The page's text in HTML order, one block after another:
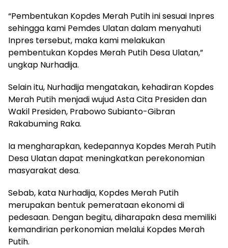
“Pembentukan Kopdes Merah Putih ini sesuai Inpres
sehingga kami Pemdes Ulatan dalam menyahuti
Inpres tersebut, maka kami melakukan
pembentukan Kopdes Merah Putih Desa Ulatan,”
ungkap Nurhadija.
Selain itu, Nurhadija mengatakan, kehadiran Kopdes
Merah Putih menjadi wujud Asta Cita Presiden dan
Wakil Presiden, Prabowo Subianto-Gibran
Rakabuming Raka.
Ia mengharapkan, kedepannya Kopdes Merah Putih
Desa Ulatan dapat meningkatkan perekonomian
masyarakat desa.
Sebab, kata Nurhadija, Kopdes Merah Putih
merupakan bentuk pemerataan ekonomi di
pedesaan. Dengan begitu, diharapakn desa memiliki
kemandirian perkonomian melalui Kopdes Merah
Putih.